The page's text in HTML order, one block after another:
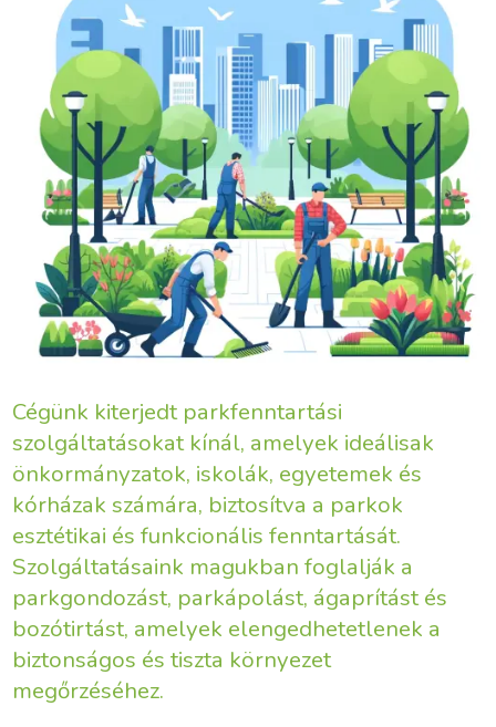
Cégünk kiterjedt parkfenntartási
szolgáltatásokat kínál, amelyek ideálisak
önkormányzatok, iskolák, egyetemek és
kórházak számára, biztosítva a parkok
esztétikai és funkcionális fenntartását.
Szolgáltatásaink magukban foglalják a
parkgondozást, parkápolást, ágaprítást és
bozótirtást, amelyek elengedhetetlenek a
biztonságos és tiszta környezet
megőrzéséhez.